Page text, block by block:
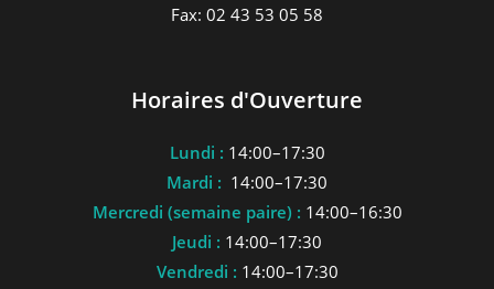
Fax: 02 43 53 05 58
Horaires d'Ouverture
Lundi : 14:00–17:30
Mardi : 14:00–17:30
Mercredi (semaine paire) : 14:00–16:30
Jeudi : 14:00–17:30
Vendredi : 14:00–17:30